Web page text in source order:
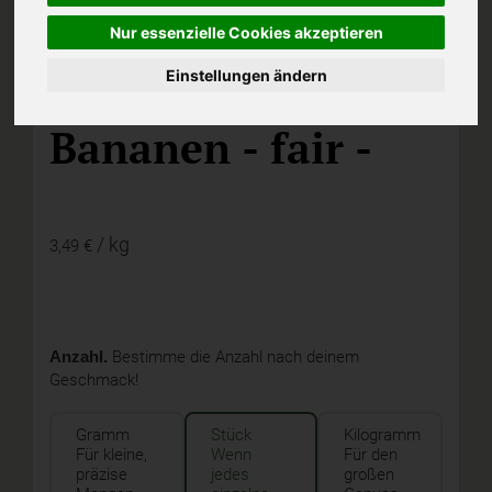
Nur essenzielle Cookies akzeptieren
Einstellungen ändern
Bananen - fair -
3,49 € / kg
Anzahl. Bestimme die Anzahl nach deinem
Geschmack!
Gramm
Für kleine,
präzise
Stück
Wenn
jedes
Kilogramm
Für den
großen